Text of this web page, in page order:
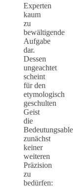
Experten
kaum
zu
bewältigende
Aufgabe
dar.
Dessen
ungeachtet
scheint
für den
etymologisch
geschulten
Geist
die
zunächst
keiner
weiteren
Präzision
zu
bedürfen: